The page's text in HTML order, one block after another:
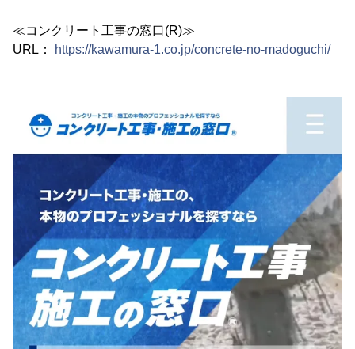
≪コンクリート工事の窓口(R)≫
URL：
https://kawamura-1.co.jp/concrete-no-madoguchi/